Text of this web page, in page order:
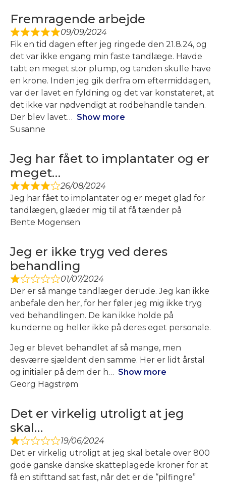
Fremragende arbejde
09/09/2024
Fik en tid dagen efter jeg ringede den 21.8.24, og
det var ikke engang min faste tandlæge. Havde
tabt en meget stor plump, og tanden skulle have
en krone. Inden jeg gik derfra om eftermiddagen,
var der lavet en fyldning og det var konstateret, at
det ikke var nødvendigt at rodbehandle tanden.
Der blev lavet
Show more
Susanne
Jeg har fået to implantater og er
meget…
26/08/2024
Jeg har fået to implantater og er meget glad for
tandlægen, glæder mig til at få tænder på
Bente Mogensen
Jeg er ikke tryg ved deres
behandling
01/07/2024
Der er så mange tandlæger derude. Jeg kan ikke
anbefale den her, for her føler jeg mig ikke tryg
ved behandlingen. De kan ikke holde på
kunderne og heller ikke på deres eget personale.
Jeg er blevet behandlet af så mange, men
desværre sjældent den samme. Her er lidt årstal
og initialer på dem der h
Show more
Georg Hagstrøm
Det er virkelig utroligt at jeg
skal…
19/06/2024
Det er virkelig utroligt at jeg skal betale over 800
gode ganske danske skatteplagede kroner for at
få en stifttand sat fast, når det er de “pilfingre”